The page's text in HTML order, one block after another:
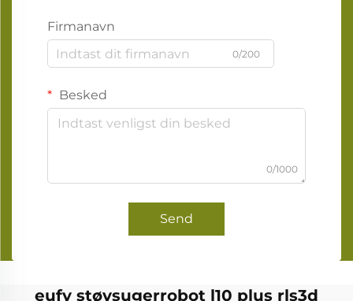
Firmanavn
0/200
Besked
0/1000
Send
eufy støvsugerrobot l10 plus rls3d